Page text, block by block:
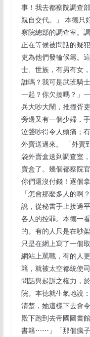
事！我去都察院調查
親自交代。」 本德只
察院總部的調查室。
正在等候被問話的疑
吏為他們發輪候籌。
士、世族，有男有女
誰嗎？我可是武班騎
一起？你欠揍嗎？」
兵大吵大鬧，推撞胥
旁邊又有一個少婦，
泣聲吵得令人頭痛；
外賣送過來。 「外賣
袋外賣盒送到調查室
賣盒了。幾個都察院
你們還沒付錢！逐個
「怎會那麼多人的啊
說，從秘書手上接過
各人的控罪。本德一
的。有的人只是在吵
只是在網上寫了一個
網站上罵戰，有的人
籍，就被太空都統使
問話與起訴之權力，
院。本德就生氣地說
清楚，她這樣下去會
殿下跑到去帝國圖書
書籍⋯⋯」「那個瘋子